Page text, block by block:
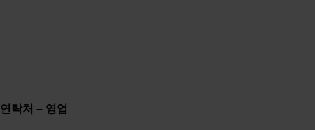
연락처 – 영업